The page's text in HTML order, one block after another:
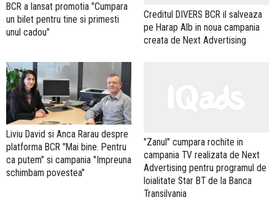
BCR a lansat promotia "Cumpara
un bilet pentru tine si primesti
unul cadou"
Creditul DIVERS BCR il salveaza
pe Harap Alb in noua campania
creata de Next Advertising
Liviu David si Anca Rarau despre
platforma BCR "Mai bine. Pentru
ca putem" si campania "Impreuna
schimbam povestea"
"Zanul" cumpara rochite in
campania TV realizata de Next
Advertising pentru programul de
loialitate Star BT de la Banca
Transilvania